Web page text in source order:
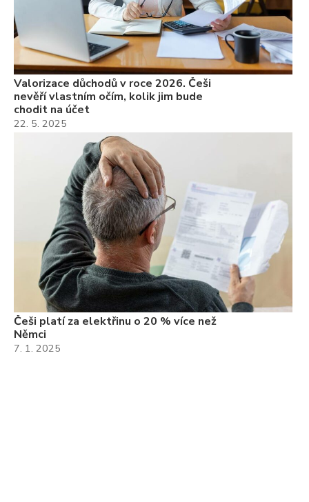
Valorizace důchodů v roce 2026. Češi
nevěří vlastním očím, kolik jim bude
chodit na účet
22. 5. 2025
Češi platí za elektřinu o 20 % více než
Němci
7. 1. 2025